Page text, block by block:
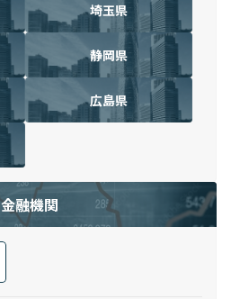
埼玉県
静岡県
広島県
金融機関